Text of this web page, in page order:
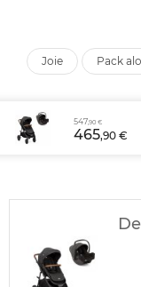
joie pack
547,90 €
465,90 €